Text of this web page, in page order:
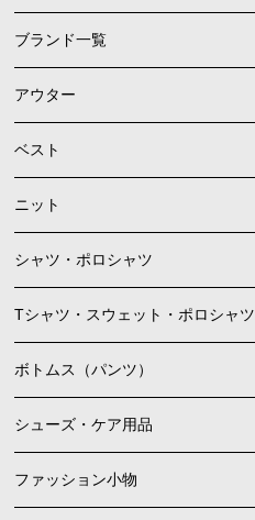
ブランド一覧
アウター
ベスト
ニット
シャツ・ポロシャツ
Tシャツ・スウェット・ポロシャツ
ボトムス（パンツ）
シューズ・ケア用品
ファッション小物